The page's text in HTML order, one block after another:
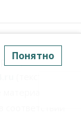
Понятно